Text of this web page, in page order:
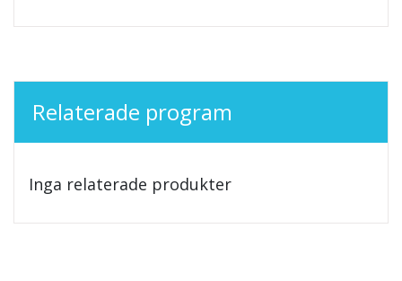
Relaterade program
Inga relaterade produkter